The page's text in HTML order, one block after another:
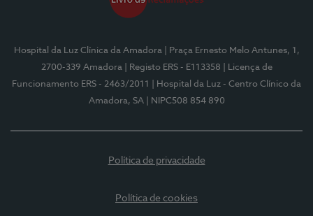
Hospital da Luz Clínica da Amadora
| Praça Ernesto Melo Antunes, 1,
2700-339 Amadora
| Registo ERS - E113358
| Licença de
Funcionamento ERS - 2463/2011
| Hospital da Luz - Centro Clínico da
Amadora, SA
| NIPC508 854 890
Política de privacidade
Política de cookies